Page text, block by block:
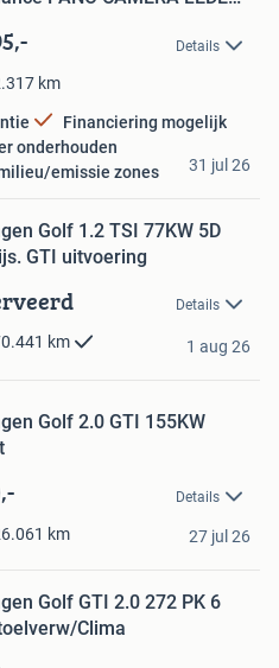
Details
km
Financiering mogelijk
onderhouden
emissie zones
31 jul 26
Golf 1.2 TSI 77KW 5D
GTI uitvoering
Details
km 1 aug 26
Golf 2.0 GTI 155KW
Details
km 27 jul 26
Golf GTI 2.0 272 PK 6
Clima